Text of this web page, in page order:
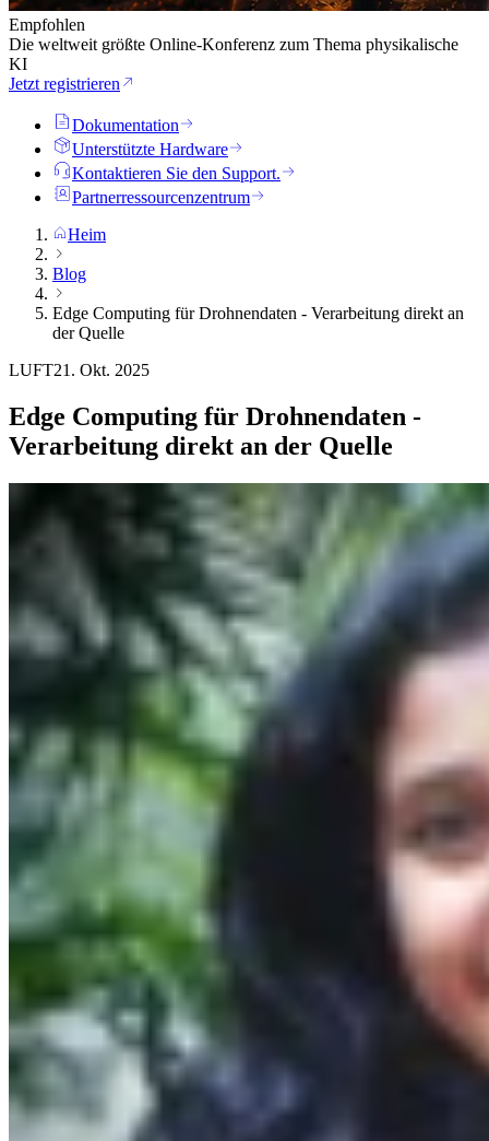
Empfohlen
Die weltweit größte Online-Konferenz zum Thema physikalische
KI
Jetzt registrieren
Dokumentation
Unterstützte Hardware
Kontaktieren Sie den Support.
Partnerressourcenzentrum
Heim
Blog
Edge Computing für Drohnendaten - Verarbeitung direkt an
der Quelle
LUFT21. Okt. 2025
Edge Computing für Drohnendaten -
Verarbeitung direkt an der Quelle